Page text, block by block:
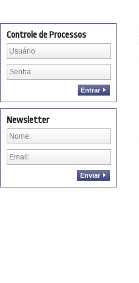
Controle de Processos
Entrar
Newsletter
Enviar